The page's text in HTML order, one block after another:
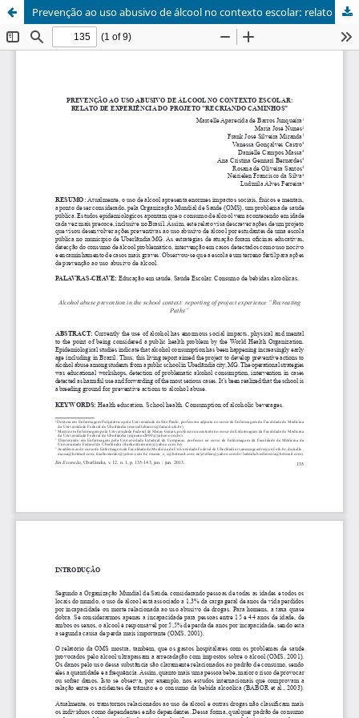
Prevenção ao uso abusivo de álcool no contexto escolar: relato de experiência do projeto "Recriando Caminhos"